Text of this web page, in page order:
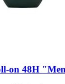
​on 48H